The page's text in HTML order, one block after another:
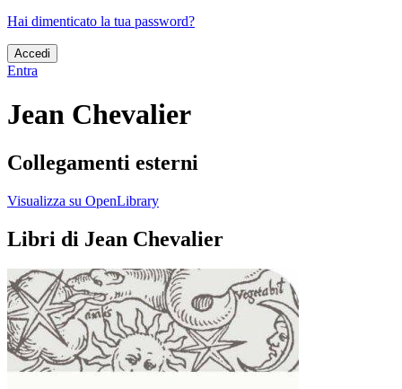
Hai dimenticato la tua password?
Accedi
Entra
Jean Chevalier
Collegamenti esterni
Visualizza su OpenLibrary
Libri di Jean Chevalier